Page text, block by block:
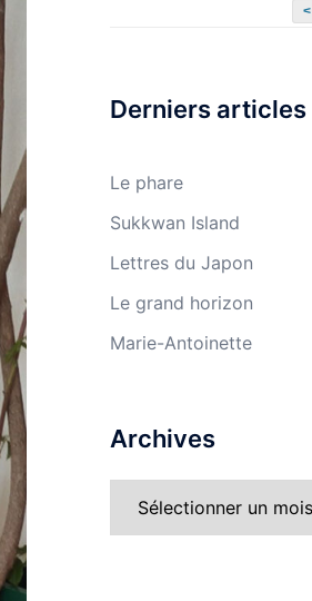
<
Derniers articles
Le phare
Sukkwan Island
Lettres du Japon
Le grand horizon
Marie-Antoinette
Archives